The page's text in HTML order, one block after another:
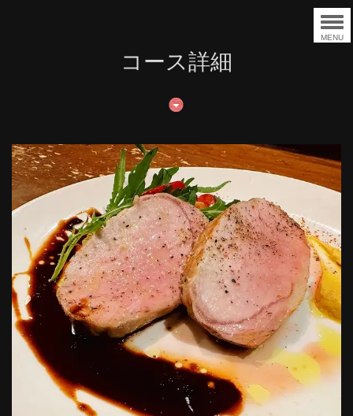
MENU
コース詳細